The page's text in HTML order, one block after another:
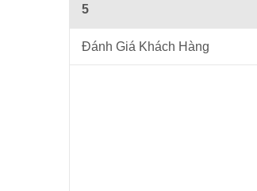
5
Đánh Giá Khách Hàng